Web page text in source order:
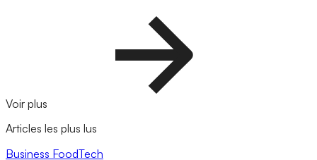
Voir plus
Articles les plus lus
Business FoodTech